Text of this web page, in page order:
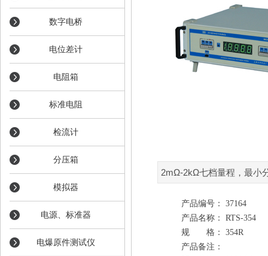
2mΩ-2kΩ七档量程，最小
产品编号： 37164
产品名称： RTS-354
规 格： 354R
产品备注：
数字电桥
电位差计
电阻箱
标准电阻
检流计
分压箱
模拟器
电源、标准器
电爆原件测试仪